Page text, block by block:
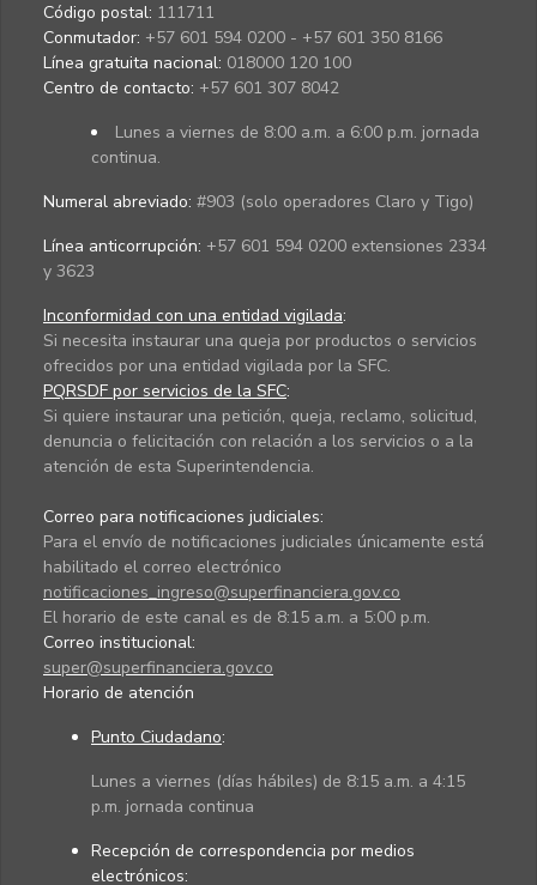
Código postal: 111711
Conmutador: +57 601 594 0200 - +57 601 350 8166
Línea gratuita nacional: 018000 120 100
Centro de contacto: +57 601 307 8042
Lunes a viernes de 8:00 a.m. a 6:00 p.m. jornada
continua.
Numeral abreviado: #903 (solo operadores Claro y Tigo)
Línea anticorrupción: +57 601 594 0200 extensiones 2334
y 3623
Inconformidad con una entidad vigilada:
Si necesita instaurar una queja por productos o servicios
ofrecidos por una entidad vigilada por la SFC.
PQRSDF por servicios de la SFC:
Si quiere instaurar una petición, queja, reclamo, solicitud,
denuncia o felicitación con relación a los servicios o a la
atención de esta Superintendencia.
Correo para notificaciones judiciales:
Para el envío de notificaciones judiciales únicamente está
habilitado el correo electrónico
notificaciones_ingreso@superfinanciera.gov.co
El horario de este canal es de 8:15 a.m. a 5:00 p.m.
Correo institucional:
super@superfinanciera.gov.co
Horario de atención
Punto Ciudadano:
Lunes a viernes (días hábiles) de 8:15 a.m. a 4:15
p.m. jornada continua
Recepción de correspondencia por medios
electrónicos: